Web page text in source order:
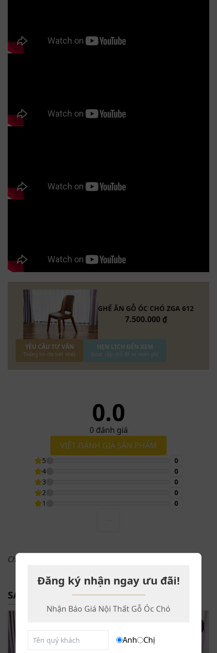
Kiểu dáng hiện đại, vừa thẩm mỹ vừa đem đến sự thoải mái tối
ưu cho người dùng
GHẾ ĂN GỖ ÓC CHÓ ZGA 612
7.500.000 ₫
YÊU CẦU TƯ VẤN
Thông tin chi tiết nhất
HẸN LỊCH ĐẾN XEM
Được sắp chỗ để xe miễn phí
0.0
0đánh giá
VIẾT ĐÁNH GIÁ SẢN PHẨM
5
0
4
0
3
0
2
0
1
0
Chưa có đánh giá
SẢN PHẨM LIÊN QUAN
Đăng ký nhận ngay ưu đãi!
Nhận Báo Giá Nội Thất Gỗ Óc Chó
Anh Chị